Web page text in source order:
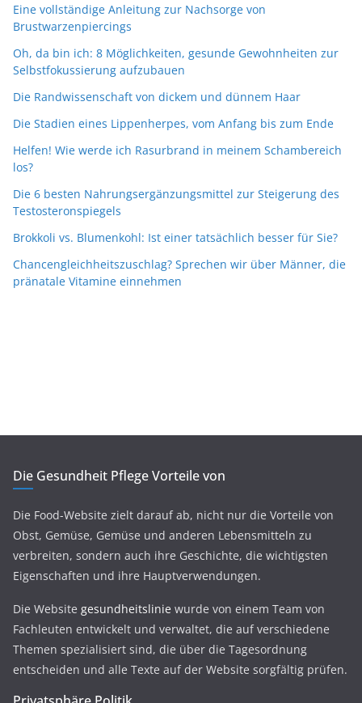
Eine vollständige Anleitung zur Nachsorge von
Brustwarzenpiercings
Oh, da bin ich: 8 Möglichkeiten, gesunde Gewohnheiten zur
Selbstfokussierung aufzubauen
Die Randwissenschaft von dickem und dünnem Haar
Die Stadien eines Lippenherpes, vom Anfang bis zum Ende
Helfen! Wie werde ich Rasurbrand in meinem Schambereich
los?
Die 6 besten Nahrungsergänzungsmittel zur Steigerung des
Testosteronspiegels
Brokkoli vs. Blumenkohl: Ist einer tatsächlich besser für Sie?
Chancengleichheitszuschlag? Sprechen wir über Männer, die
pränatale Vitamine einnehmen
Die Gesundheit Pflege Vorteile von
Die Food-Website zielt darauf ab, nicht nur die Vorteile von
Obst, Gemüse, Gemüse und anderen Lebensmitteln zu
verbreiten, sondern auch ihre Geschichte, die wichtigsten
Eigenschaften und ihre Hauptverwendungen.
Die Website gesundheitslinie wurde von einem Team von
Fachleuten entwickelt und verwaltet, die auf verschiedene
Themen spezialisiert sind, die über die Tagesordnung
entscheiden und alle Texte auf der Website sorgfältig prüfen.